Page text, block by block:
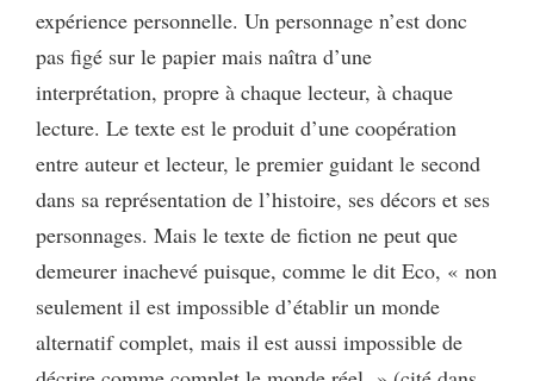
expérience personnelle. Un personnage n’est donc
pas figé sur le papier mais naîtra d’une
interprétation, propre à chaque lecteur, à chaque
lecture. Le texte est le produit d’une coopération
entre auteur et lecteur, le premier guidant le second
dans sa représentation de l’histoire, ses décors et ses
personnages. Mais le texte de fiction ne peut que
demeurer inachevé puisque, comme le dit Eco, « non
seulement il est impossible d’établir un monde
alternatif complet, mais il est aussi impossible de